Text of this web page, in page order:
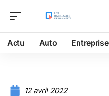
Actu Auto Entreprise
12 avril 2022